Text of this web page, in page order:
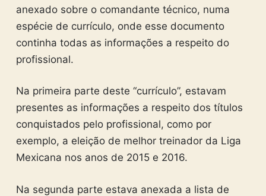
anexado sobre o comandante técnico, numa
espécie de currículo, onde esse documento
continha todas as informações a respeito do
profissional.
Na primeira parte deste “currículo”, estavam
presentes as informações a respeito dos títulos
conquistados pelo profissional, como por
exemplo, a eleição de melhor treinador da Liga
Mexicana nos anos de 2015 e 2016.
Na segunda parte estava anexada a lista de